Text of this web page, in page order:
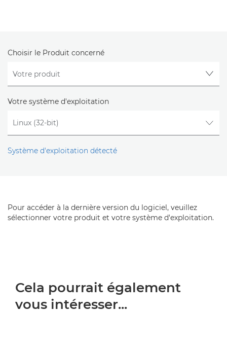
Choisir le Produit concerné
Votre système d'exploitation
Système d'exploitation détecté
Pour accéder à la dernière version du logiciel, veuillez
sélectionner votre produit et votre système d'exploitation.
Cela pourrait également
vous intéresser...